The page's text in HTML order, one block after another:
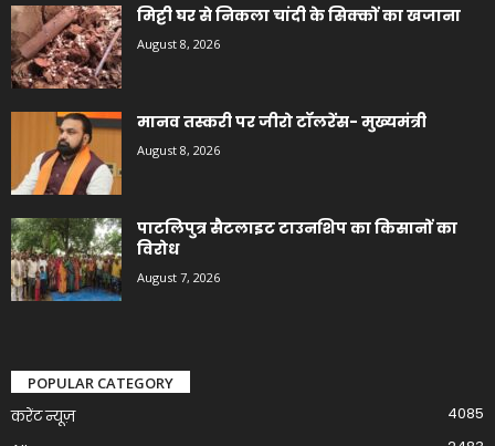
मिट्टी घर से निकला चांदी के सिक्कों का खजाना
August 8, 2026
मानव तस्करी पर जीरो टॉलरेंस- मुख्यमंत्री
August 8, 2026
पाटलिपुत्र सैटलाइट टाउनशिप का किसानों का
विरोध
August 7, 2026
POPULAR CATEGORY
करेंट न्यूज़
4085